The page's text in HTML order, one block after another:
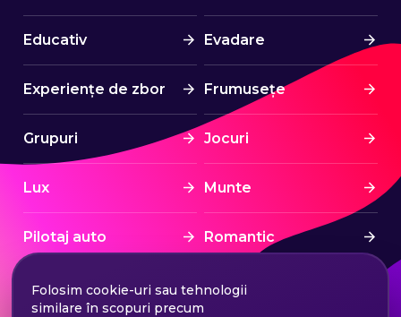
Educativ Evadare
Experiențe de zbor Frumusețe
Grupuri Jocuri
Lux Munte
Pilotaj auto Romantic
Spa & Wellness Sport
Folosim cookie-uri sau tehnologii
similare în scopuri precum